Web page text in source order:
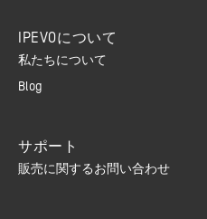
IPEVOについて
私たちについて
Blog
サポート
販売に関するお問い合わせ